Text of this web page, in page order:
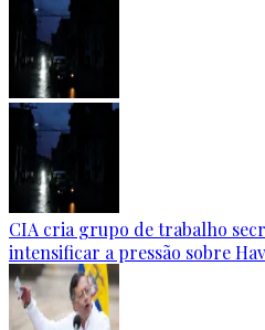
CIA cria grupo de trabalho
intensificar a pressão sobre